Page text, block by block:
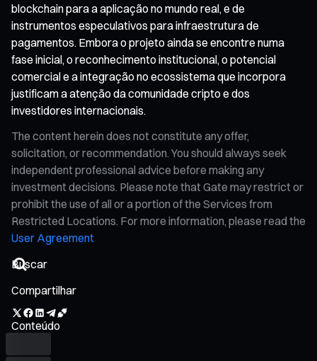
blockchain para a aplicação no mundo real, e de
instrumentos especulativos para infraestrutura de
pagamentos. Embora o projeto ainda se encontre numa
fase inicial, o reconhecimento institucional, o potencial
comercial e a integração no ecossistema que incorpora
justificam a atenção da comunidade cripto e dos
investidores internacionais.
The content herein does not constitute any offer,
solicitation, or recommendation. You should always seek
independent professional advice before making any
investment decisions. Please note that Gate may restrict or
prohibit the use of all or a portion of the Services from
Restricted Locations. For more information, please read the
User Agreement
Compartilhar
Conteúdo